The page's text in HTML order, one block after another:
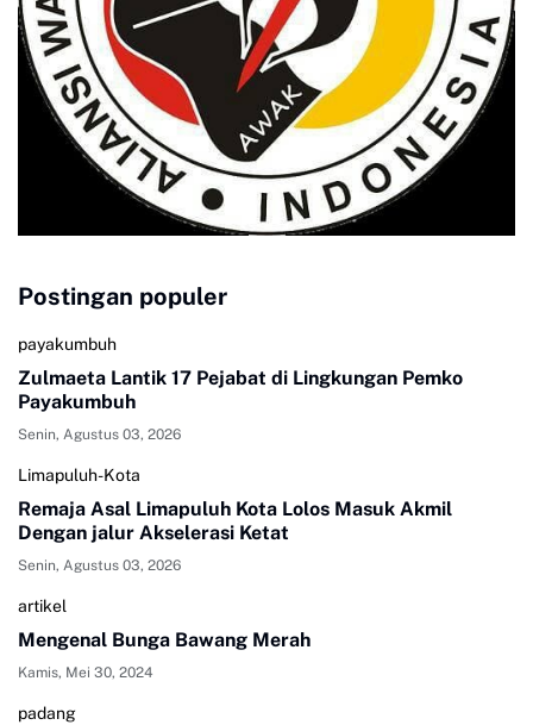
Postingan populer
payakumbuh
Zulmaeta Lantik 17 Pejabat di Lingkungan Pemko
Payakumbuh
Senin, Agustus 03, 2026
Limapuluh-Kota
Remaja Asal Limapuluh Kota Lolos Masuk Akmil
Dengan jalur Akselerasi Ketat
Senin, Agustus 03, 2026
artikel
Mengenal Bunga Bawang Merah
Kamis, Mei 30, 2024
padang